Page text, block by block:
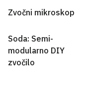
Zvočni mikroskop
Soda: Semi-
modularno DIY
zvočilo